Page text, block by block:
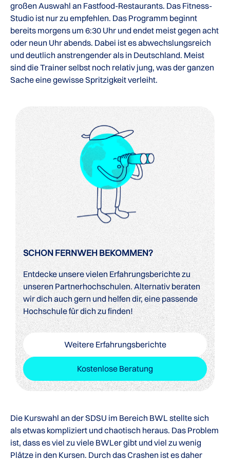
großen Auswahl an Fastfood-Restaurants. Das Fitness-
Studio ist nur zu empfehlen. Das Programm beginnt
bereits morgens um 6:30 Uhr und endet meist gegen acht
oder neun Uhr abends. Dabei ist es abwechslungsreich
und deutlich anstrengender als in Deutschland. Meist
sind die Trainer selbst noch relativ jung, was der ganzen
Sache eine gewisse Spritzigkeit verleiht.
SCHON FERNWEH BEKOMMEN?
Entdecke unsere vielen Erfahrungsberichte zu
unseren Partnerhochschulen. Alternativ beraten
wir dich auch gern und helfen dir, eine passende
Hochschule für dich zu finden!
Weitere Erfahrungsberichte
Kostenlose Beratung
Die Kurswahl an der SDSU im Bereich BWL stellte sich
als etwas kompliziert und chaotisch heraus. Das Problem
ist, dass es viel zu viele BWLer gibt und viel zu wenig
Plätze in den Kursen. Durch das Crashen ist es daher